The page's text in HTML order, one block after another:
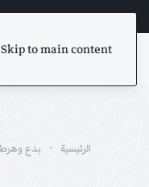
Skip to main content
إشترك في المراسلات
الرئيسية بدع